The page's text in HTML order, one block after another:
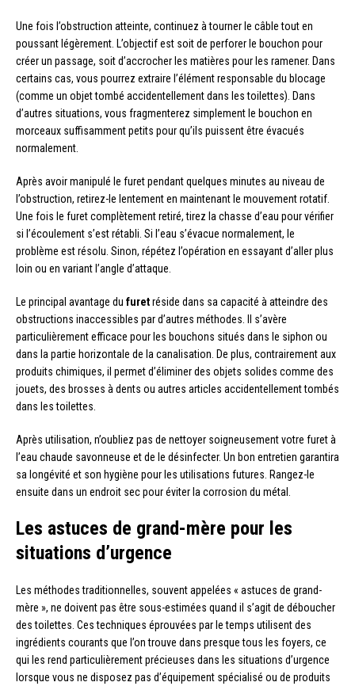
Une fois l’obstruction atteinte, continuez à tourner le câble tout en
poussant légèrement. L’objectif est soit de perforer le bouchon pour
créer un passage, soit d’accrocher les matières pour les ramener. Dans
certains cas, vous pourrez extraire l’élément responsable du blocage
(comme un objet tombé accidentellement dans les toilettes). Dans
d’autres situations, vous fragmenterez simplement le bouchon en
morceaux suffisamment petits pour qu’ils puissent être évacués
normalement.
Après avoir manipulé le furet pendant quelques minutes au niveau de
l’obstruction, retirez-le lentement en maintenant le mouvement rotatif.
Une fois le furet complètement retiré, tirez la chasse d’eau pour vérifier
si l’écoulement s’est rétabli. Si l’eau s’évacue normalement, le
problème est résolu. Sinon, répétez l’opération en essayant d’aller plus
loin ou en variant l’angle d’attaque.
Le principal avantage du furetréside dans sa capacité à atteindre des
obstructions inaccessibles par d’autres méthodes. Il s’avère
particulièrement efficace pour les bouchons situés dans le siphon ou
dans la partie horizontale de la canalisation. De plus, contrairement aux
produits chimiques, il permet d’éliminer des objets solides comme des
jouets, des brosses à dents ou autres articles accidentellement tombés
dans les toilettes.
Après utilisation, n’oubliez pas de nettoyer soigneusement votre furet à
l’eau chaude savonneuse et de le désinfecter. Un bon entretien garantira
sa longévité et son hygiène pour les utilisations futures. Rangez-le
ensuite dans un endroit sec pour éviter la corrosion du métal.
Les astuces de grand-mère pour les
situations d’urgence
Les méthodes traditionnelles, souvent appelées « astuces de grand-
mère », ne doivent pas être sous-estimées quand il s’agit de déboucher
des toilettes. Ces techniques éprouvées par le temps utilisent des
ingrédients courants que l’on trouve dans presque tous les foyers, ce
qui les rend particulièrement précieuses dans les situations d’urgence
lorsque vous ne disposez pas d’équipement spécialisé ou de produits